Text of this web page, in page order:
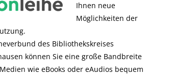
Ihnen neue
Möglichkeiten der
des Bibliothekskreises
können Sie eine große Bandbreite
wie eBooks oder eAudios bequem